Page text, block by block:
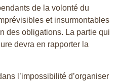
de la volonté du
et insurmontables
des obligations. La partie qui
devra en rapporter la
l’impossibilité d’organiser